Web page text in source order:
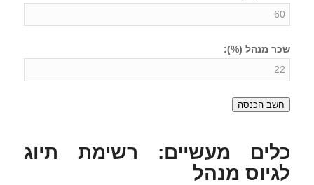
שכר מנהל (%):
חשב הכנסה
כלים מעשיים: רשימת תיוג
לגיוס מנהל